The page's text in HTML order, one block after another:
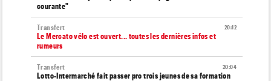
courante"
20:12
Transfert
Le Mercato vélo est ouvert... toutes les dernières infos et
rumeurs
20:04
Transfert
Lotto-Intermarché fait passer pro trois jeunes de sa formation